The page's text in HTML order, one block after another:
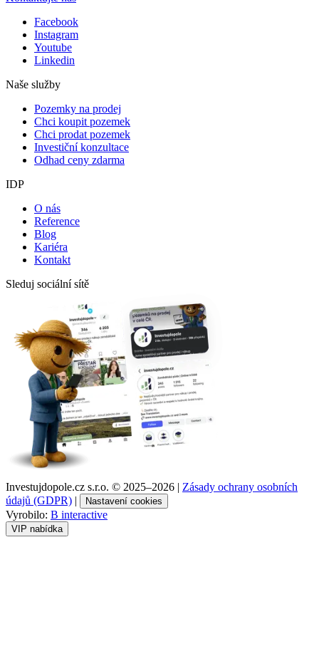
Facebook
Instagram
Youtube
Linkedin
Naše služby
Pozemky na prodej
Chci koupit pozemek
Chci prodat pozemek
Investiční konzultace
Odhad ceny zdarma
IDP
O nás
Reference
Blog
Kariéra
Kontakt
Sleduj sociální sítě
Investujdopole.cz s.r.o. © 2025–2026 | Zásady ochrany osobních
údajů (GDPR) | Nastavení cookies
Vyrobilo: B interactive
VIP nabídka